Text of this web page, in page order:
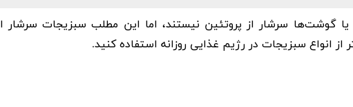
یا گوشت‌ها سرشار از پروتئین نیستند، اما این مطلب سبزیجات سرشار
انواع سبزیجات در رژیم غذایی روزانه استفاده کنید.